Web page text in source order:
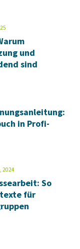
und
sind
in Profi-
2024
So
für